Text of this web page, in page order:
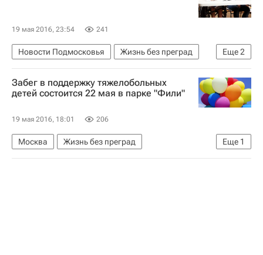
19 мая 2016, 23:54 241
Еще2
Новости Подмосковья
Жизнь без преград
Московская область (Подмосковье)
Детские вопросы
Забег в поддержку тяжелобольных
детей состоится 22 мая в парке "Фили"
19 мая 2016, 18:01 206
Еще 1
Москва
Жизнь без преград
Детские вопросы